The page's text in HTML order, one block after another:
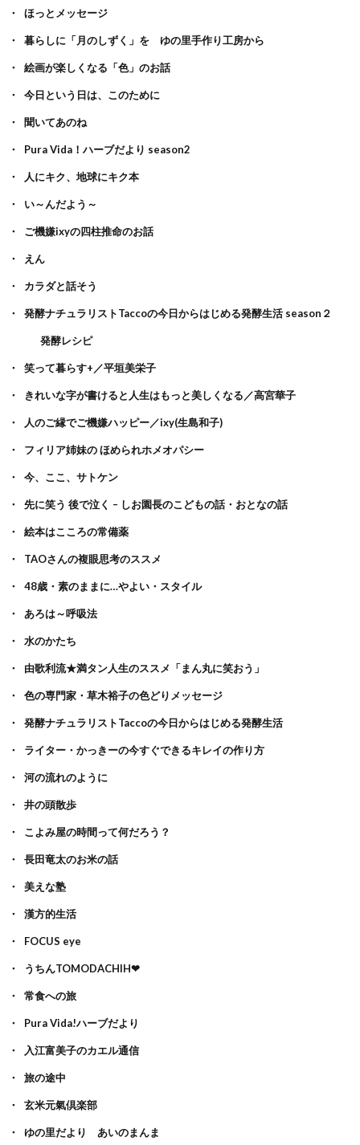
ほっとメッセージ
暮らしに「月のしずく」を ゆの里手作り工房から
絵画が楽しくなる「色」のお話
今日という日は、このために
聞いてあのね
Pura Vida！ハーブだより season2
人にキク、地球にキク本
い～んだよう～
ご機嫌ixyの四柱推命のお話
えん
カラダと話そう
発酵ナチュラリストTaccoの今日からはじめる発酵生活 season２
発酵レシピ
笑って暮らす+／平垣美栄子
きれいな字が書けると人生はもっと美しくなる／高宮華子
人のご縁でご機嫌ハッピー／ixy(生島和子)
フィリア姉妹の ほめられホメオパシー
今、ここ、サトケン
先に笑う 後で泣く – しお園長のこどもの話・おとなの話
絵本はこころの常備薬
TAOさんの複眼思考のススメ
48歳・素のままに…やよい・スタイル
あろは～呼吸法
水のかたち
由歌利流★満タン人生のススメ「まん丸に笑おう」
色の専門家・草木裕子の色どりメッセージ
発酵ナチュラリストTaccoの今日からはじめる発酵生活
ライター・かっきーの今すぐできるキレイの作り方
河の流れのように
井の頭散歩
こよみ屋の時間って何だろう？
長田竜太のお米の話
美えな塾
漢方的生活
FOCUS eye
うちんTOMODACHIH❤
常食への旅
Pura Vida!ハーブだより
入江富美子のカエル通信
旅の途中
玄米元氣倶楽部
ゆの里だより あいのまんま